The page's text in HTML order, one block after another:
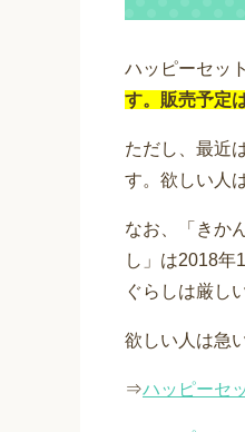
ハッピーセッ
す。販売予定
ただし、最近
す。欲しい人
なお、「きか
し」は2018年
ぐらしは厳し
欲しい人は急
⇒ハッピーセ